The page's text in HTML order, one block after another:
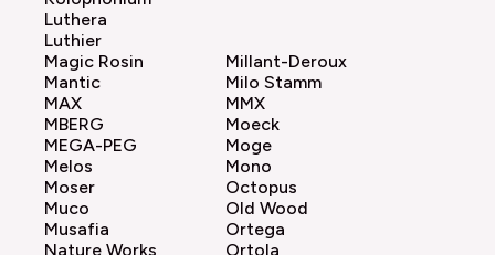
Luthera
Luthier
Magic Rosin
Mantic
MAX
MBERG
MEGA-PEG
Melos
Millant-Deroux
Milo Stamm
MMX
Moeck
Moge
Mono
Moser
Muco
Musafia
Nature Works
Octopus
Old Wood
Ortega
Ortola